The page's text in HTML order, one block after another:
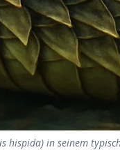
hispida) in seinem